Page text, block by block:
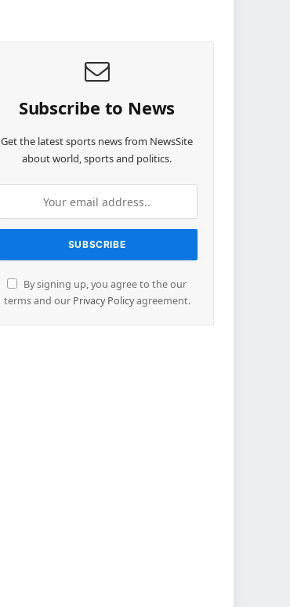
Subscribe to News
Get the latest sports news from NewsSite
about world, sports and politics.
By signing up, you agree to the our
terms and our Privacy Policyagreement.